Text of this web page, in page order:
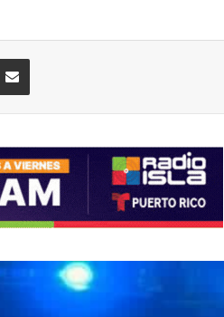
Share via Email